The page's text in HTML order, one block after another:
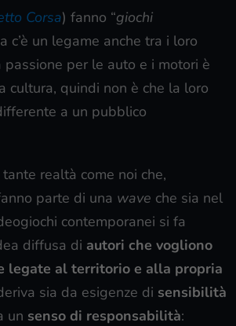
Corsa) fanno “giochi
c’è un legame anche tra i loro
passione per le auto e i motori è
cultura, quindi non è che la loro
a un pubblico
realtà come noi che,
parte di una wave che sia nel
contemporanei si fa
diffusa di autori che vogliono
legate al territorio e alla propria
sia da esigenze di sensibilità
un senso di responsabilità: